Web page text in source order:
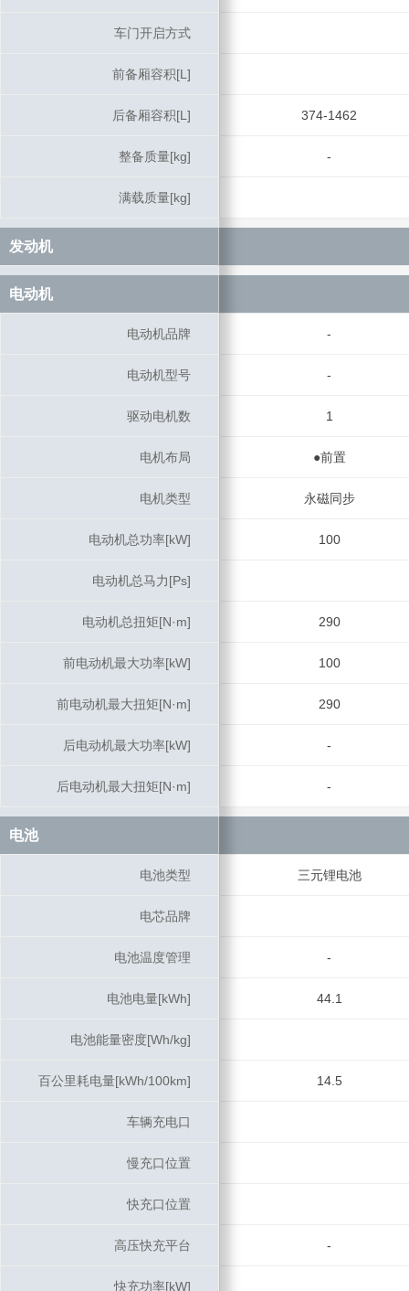
车门开启方式
前备厢容积[L]
后备厢容积[L] 374-1462
整备质量[kg] -
满载质量[kg]
发动机
电动机
电动机品牌 -
电动机型号 -
驱动电机数 1
电机布局 ●前置
电机类型 永磁同步
电动机总功率[kW] 100
电动机总马力[Ps]
电动机总扭矩[N·m] 290
前电动机最大功率[kW] 100
前电动机最大扭矩[N·m] 290
后电动机最大功率[kW] -
后电动机最大扭矩[N·m] -
电池
电池类型 三元锂电池
电芯品牌
电池温度管理 -
电池电量[kWh] 44.1
电池能量密度[Wh/kg]
百公里耗电量[kWh/100km] 14.5
车辆充电口
慢充口位置
快充口位置
高压快充平台 -
快充功率[kW]
车门开启方式
前备厢容积[L]
后备厢容积[L]
整备质量[kg]
满载质量[kg]
发动机
电动机
电动机品牌
电动机型号
驱动电机数
电机布局
电机类型
电动机总功率[kW]
电动机总马力[Ps]
电动机总扭矩[N·m]
前电动机最大功率[kW]
前电动机最大扭矩[N·m]
后电动机最大功率[kW]
后电动机最大扭矩[N·m]
电池
电池类型
电芯品牌
电池温度管理
电池电量[kWh]
电池能量密度[Wh/kg]
百公里耗电量[kWh/100km]
车辆充电口
慢充口位置
快充口位置
高压快充平台
快充功率[kW]